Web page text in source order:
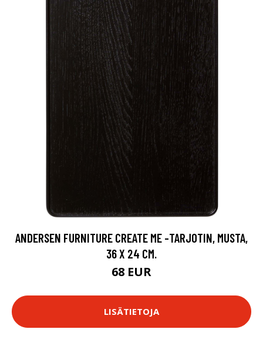
ANDERSEN FURNITURE CREATE ME -TARJOTIN, MUSTA,
36 X 24 CM.
68 EUR
LISÄTIETOJA